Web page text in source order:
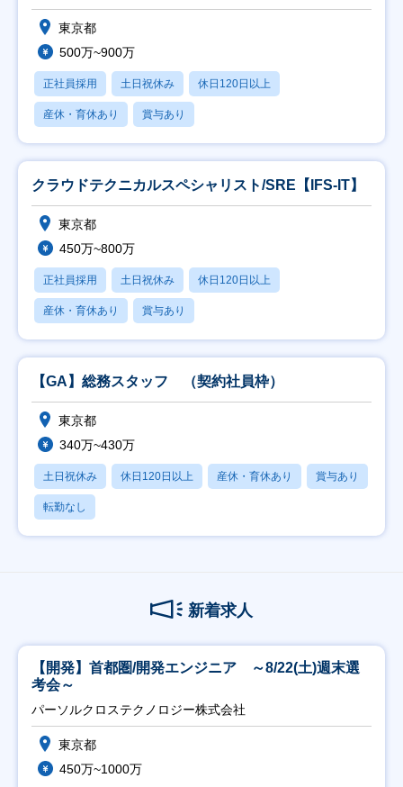
東京都
500万~900万
正社員採用 土日祝休み 休日120日以上
産休・育休あり 賞与あり
クラウドテクニカルスペシャリスト/SRE【IFS-IT】
東京都
450万~800万
正社員採用 土日祝休み 休日120日以上
産休・育休あり 賞与あり
【GA】総務スタッフ （契約社員枠）
東京都
340万~430万
土日祝休み 休日120日以上 産休・育休あり 賞与あり
転勤なし
新着求人
【開発】首都圏/開発エンジニア ～8/22(土)週末選
考会～
パーソルクロステクノロジー株式会社
東京都
450万~1000万